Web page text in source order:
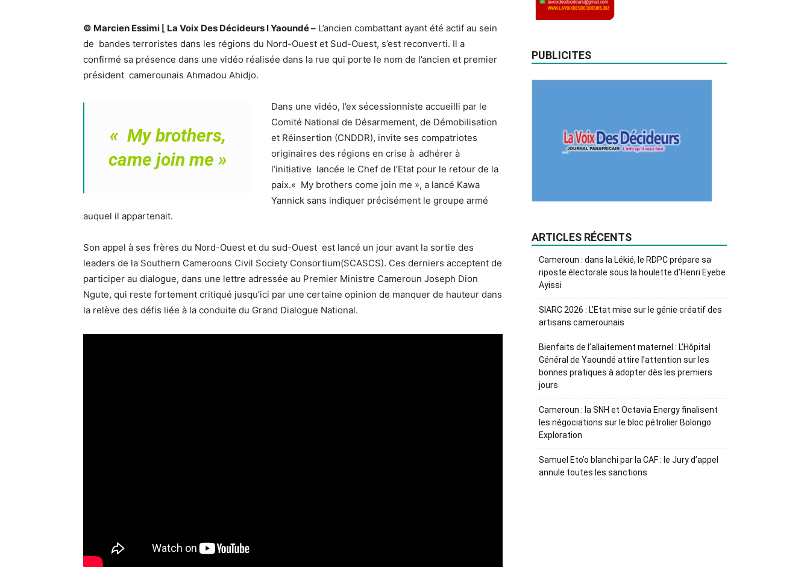
© Marcien Essimi ⌊ La Voix Des Décideurs l Yaoundé – L’ancien combattant ayant été actif au sein
de bandes terroristes dans les régions du Nord-Ouest et Sud-Ouest, s’est reconverti. Il a
confirmé sa présence dans une vidéo réalisée dans la rue qui porte le nom de l’ancien et premier
président camerounais Ahmadou Ahidjo.
« My brothers,
came join me »
Dans une vidéo, l’ex sécessionniste accueilli par le
Comité National de Désarmement, de Démobilisation
et Réinsertion (CNDDR), invite ses compatriotes
originaires des régions en crise à adhérer à
l’initiative lancée le Chef de l’Etat pour le retour de la
paix.« My brothers come join me », a lancé Kawa
Yannick sans indiquer précisément le groupe armé
auquel il appartenait.
Son appel à ses frères du Nord-Ouest et du sud-Ouest est lancé un jour avant la sortie des
leaders de la Southern Cameroons Civil Society Consortium(SCASCS). Ces derniers acceptent de
participer au dialogue, dans une lettre adressée au Premier Ministre Cameroun Joseph Dion
Ngute, qui reste fortement critiqué jusqu’ici par une certaine opinion de manquer de hauteur dans
la relève des défis liée à la conduite du Grand Dialogue National.
PUBLICITES
ARTICLES RÉCENTS
Cameroun : dans la Lékié, le RDPC prépare sa
riposte électorale sous la houlette d’Henri Eyebe
Ayissi
SIARC 2026 : L’Etat mise sur le génie créatif des
artisans camerounais
Bienfaits de l’allaitement maternel : L’Hôpital
Général de Yaoundé attire l’attention sur les
bonnes pratiques à adopter dès les premiers
jours
Cameroun : la SNH et Octavia Energy finalisent
les négociations sur le bloc pétrolier Bolongo
Exploration
Samuel Eto’o blanchi par la CAF : le Jury d’appel
annule toutes les sanctions